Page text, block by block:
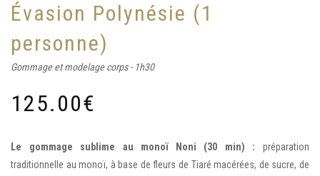
Évasion Polynésie (1
personne)
Gommage et modelage corps - 1h30
125.00€
Le gommage sublime au monoï Noni (30 min) : préparation
traditionnelle au monoï, à base de fleurs de Tiaré macérées, de sucre, de